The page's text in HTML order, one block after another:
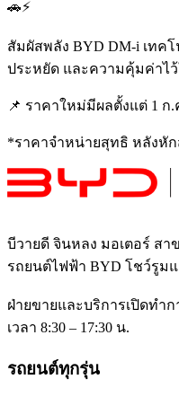
🚗⚡
สัมผัสพลัง BYD DM-i เทค
ประหยัด และความคุ้มค่าไว้
📌 ราคาใหม่มีผลตั้งแต่ 1 ก.
*ราคาจำหน่ายสุทธิ หลังหั
บีวายดี จินหลง มอเตอร์ สา
รถยนต์ไฟฟ้า BYD โชว์รูม
ฝ่ายขายและบริการเปิดทำ
เวลา 8:30 – 17:30 น.
รถยนต์ทุกรุ่น